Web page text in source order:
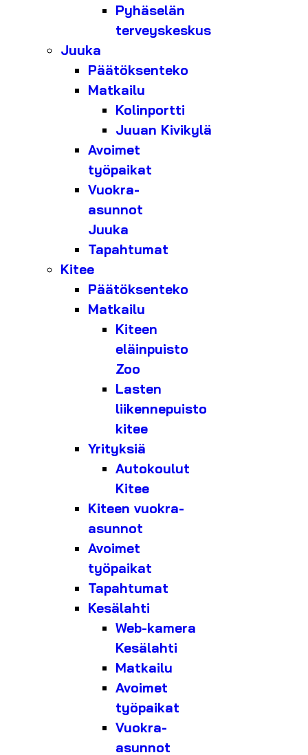
Pyhäselän
terveyskeskus
Juuka
Päätöksenteko
Matkailu
Kolinportti
Juuan Kivikylä
Avoimet
työpaikat
Vuokra-
asunnot
Juuka
Tapahtumat
Kitee
Päätöksenteko
Matkailu
Kiteen
eläinpuisto
Zoo
Lasten
liikennepuisto
kitee
Yrityksiä
Autokoulut
Kitee
Kiteen vuokra-
asunnot
Avoimet
työpaikat
Tapahtumat
Kesälahti
Web-kamera
Kesälahti
Matkailu
Avoimet
työpaikat
Vuokra-
asunnot